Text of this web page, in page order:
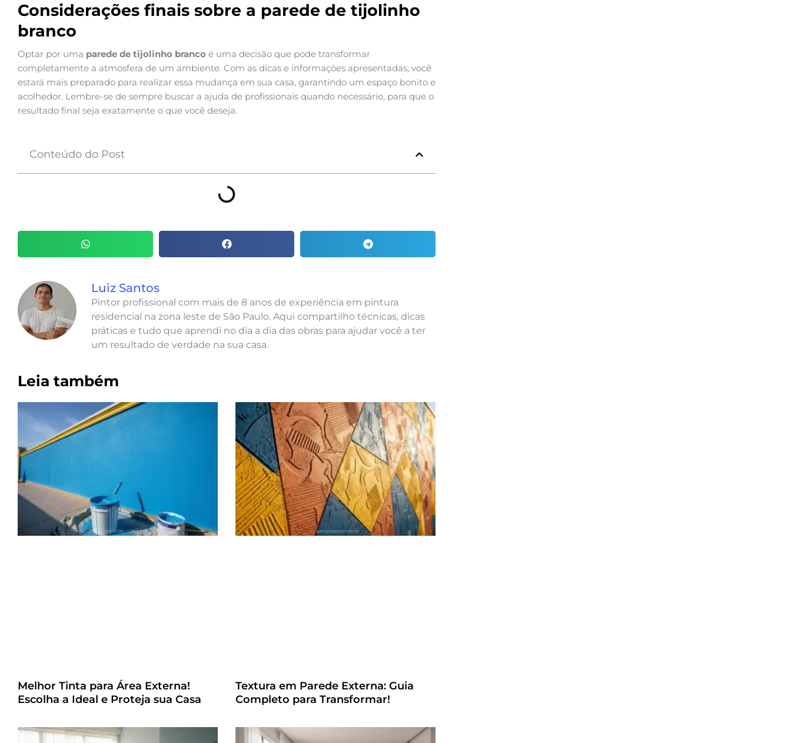
Considerações finais sobre a parede de tijolinho
branco
Optar por uma parede de tijolinho branco é uma decisão que pode transformar
completamente a atmosfera de um ambiente. Com as dicas e informações apresentadas, você
estará mais preparado para realizar essa mudança em sua casa, garantindo um espaço bonito e
acolhedor. Lembre-se de sempre buscar a ajuda de profissionais quando necessário, para que o
resultado final seja exatamente o que você deseja.
Conteúdo do Post
Luiz Santos
Pintor profissional com mais de 8 anos de experiência em pintura
residencial na zona leste de São Paulo. Aqui compartilho técnicas, dicas
práticas e tudo que aprendi no dia a dia das obras para ajudar você a ter
um resultado de verdade na sua casa.
Leia também
Melhor Tinta para Área Externa!
Escolha a Ideal e Proteja sua Casa
Textura em Parede Externa: Guia
Completo para Transformar!